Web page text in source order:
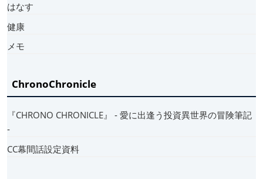
はなす
健康
メモ
ChronoChronicle
『CHRONO CHRONICLE』 ‐ 愛に出逢う投資異世界の冒険筆記
‐
CC幕間話設定資料